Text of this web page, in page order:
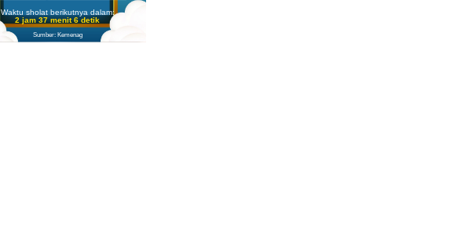
Waktu sholat berikutnya dalam:
2 jam 37 menit 5 detik
Sumber: Kemenag